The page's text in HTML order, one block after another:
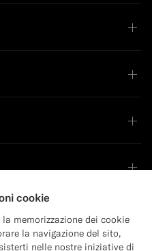
Leader
cookie
memorizzazione dei cookie
la navigazione del sito,
nelle nostre iniziative di